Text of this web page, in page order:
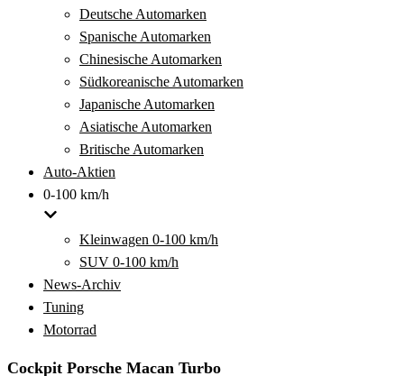
Deutsche Automarken
Spanische Automarken
Chinesische Automarken
Südkoreanische Automarken
Japanische Automarken
Asiatische Automarken
Britische Automarken
Auto-Aktien
0-100 km/h
Kleinwagen 0-100 km/h
SUV 0-100 km/h
News-Archiv
Tuning
Motorrad
Cockpit Porsche Macan Turbo